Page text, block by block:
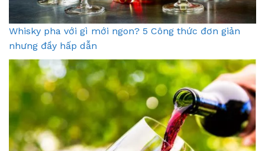
Whisky pha với gì mới ngon? 5 Công thức đơn giản
nhưng đầy hấp dẫn